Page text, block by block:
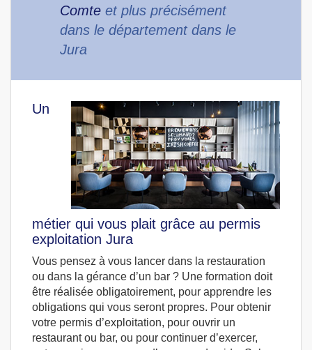
Comte et plus précisément
dans le département dans le
Jura
Un
métier qui vous plait grâce au permis
exploitation Jura
Vous pensez à vous lancer dans la restauration
ou dans la gérance d’un bar ? Une formation doit
être réalisée obligatoirement, pour apprendre les
obligations qui vous seront propres. Pour obtenir
votre permis d’exploitation, pour ouvrir un
restaurant ou bar, ou pour continuer d’exercer,